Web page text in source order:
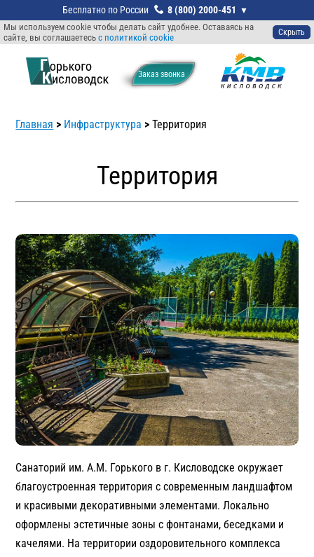
Мы используем cookie чтобы делать сайт удобнее. Оставаясь на
сайте, вы соглашаетесь с политикой cookie Скрыть
Заказ звонкa
8 (800) 2000-451
Главная > Инфраструктура >Территория
Территория
Санаторий им. А.М. Горького в г. Кисловодске окружает
благоустроенная территория с современным ландшафтом
и красивыми декоративными элементами. Локально
оформлены эстетичные зоны с фонтанами, беседками и
качелями. На территории оздоровительного комплекса